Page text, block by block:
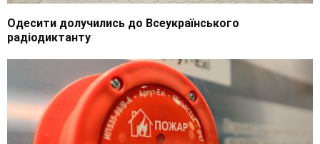
Одесити долучились до Всеукраїнського
радіодиктанту